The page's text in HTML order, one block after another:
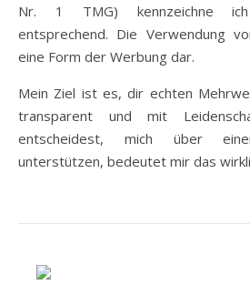
Nr. 1 TMG) kennzeichne
entsprechend. Die Verwendung
eine Form der Werbung dar.
Mein Ziel ist es, dir echten
transparent und mit
entscheidest, mich über
unterstützen, bedeutet mir das